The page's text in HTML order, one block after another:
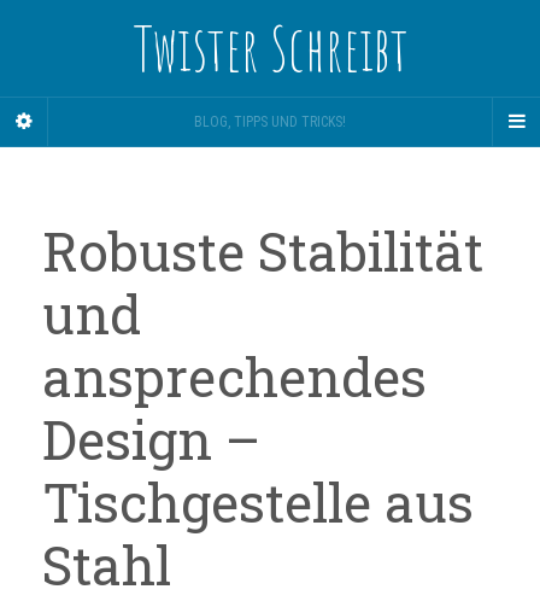
Twister Schreibt
BLOG, TIPPS UND TRICKS!
Robuste Stabilität
und
ansprechendes
Design –
Tischgestelle aus
Stahl